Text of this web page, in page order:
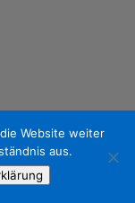
Website weiter
aus.